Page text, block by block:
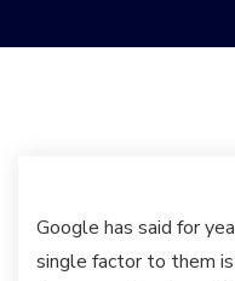
Google has said for
single factor to them